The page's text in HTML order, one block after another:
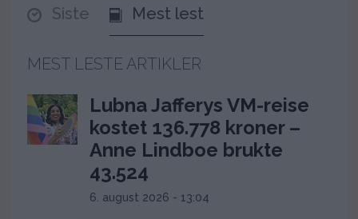
Siste Mest lest
MEST LESTE ARTIKLER
Lubna Jafferys VM-reise
kostet 136.778 kroner –
Anne Lindboe brukte
43.524
6. august 2026 - 13:04